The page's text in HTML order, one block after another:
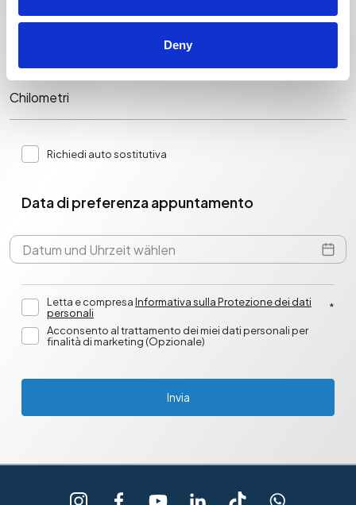
Deny
Chilometri
Richiedi auto sostitutiva
Data di preferenza appuntamento
Letta e compresaInformativa sulla Protezione dei dati
personali
*
Acconsento al trattamento dei miei dati personali per
finalità di marketing (Opzionale)
Invia